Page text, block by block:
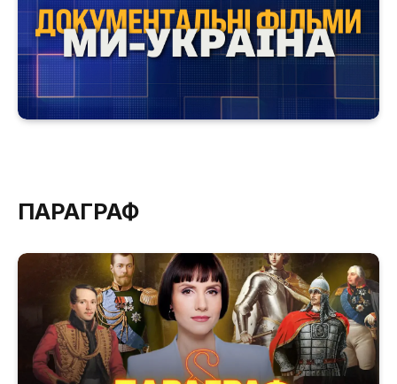
ПАРАГРАФ